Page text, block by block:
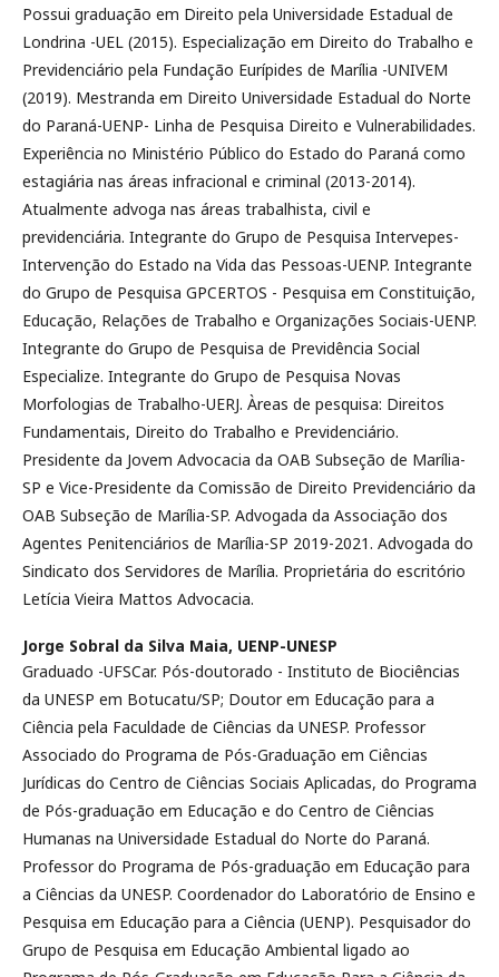
Possui graduação em Direito pela Universidade Estadual de
Londrina -UEL (2015). Especialização em Direito do Trabalho e
Previdenciário pela Fundação Eurípides de Marília -UNIVEM
(2019). Mestranda em Direito Universidade Estadual do Norte
do Paraná-UENP- Linha de Pesquisa Direito e Vulnerabilidades.
Experiência no Ministério Público do Estado do Paraná como
estagiária nas áreas infracional e criminal (2013-2014).
Atualmente advoga nas áreas trabalhista, civil e
previdenciária. Integrante do Grupo de Pesquisa Intervepes-
Intervenção do Estado na Vida das Pessoas-UENP. Integrante
do Grupo de Pesquisa GPCERTOS - Pesquisa em Constituição,
Educação, Relações de Trabalho e Organizações Sociais-UENP.
Integrante do Grupo de Pesquisa de Previdência Social
Especialize. Integrante do Grupo de Pesquisa Novas
Morfologias de Trabalho-UERJ. Àreas de pesquisa: Direitos
Fundamentais, Direito do Trabalho e Previdenciário.
Presidente da Jovem Advocacia da OAB Subseção de Marília-
SP e Vice-Presidente da Comissão de Direito Previdenciário da
OAB Subseção de Marília-SP. Advogada da Associação dos
Agentes Penitenciários de Marília-SP 2019-2021. Advogada do
Sindicato dos Servidores de Marília. Proprietária do escritório
Letícia Vieira Mattos Advocacia.
Jorge Sobral da Silva Maia, UENP-UNESP
Graduado -UFSCar. Pós-doutorado - Instituto de Biociências
da UNESP em Botucatu/SP; Doutor em Educação para a
Ciência pela Faculdade de Ciências da UNESP. Professor
Associado do Programa de Pós-Graduação em Ciências
Jurídicas do Centro de Ciências Sociais Aplicadas, do Programa
de Pós-graduação em Educação e do Centro de Ciências
Humanas na Universidade Estadual do Norte do Paraná.
Professor do Programa de Pós-graduação em Educação para
a Ciências da UNESP. Coordenador do Laboratório de Ensino e
Pesquisa em Educação para a Ciência (UENP). Pesquisador do
Grupo de Pesquisa em Educação Ambiental ligado ao